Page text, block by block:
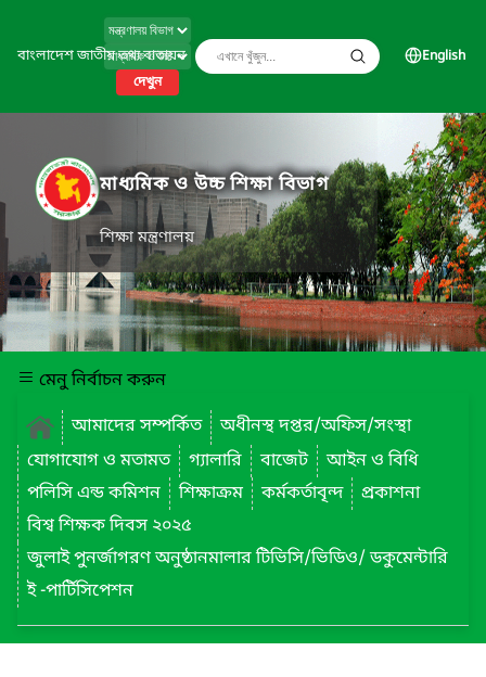
বাংলাদেশ জাতীয় তথ্য বাতায়ন
দেখুন
English
মাধ্যমিক ও উচ্চ শিক্ষা বিভাগ
শিক্ষা মন্ত্রণালয়
মেনু নির্বাচন করুন
আমাদের সম্পর্কিত
অধীনস্থ দপ্তর/অফিস/সংস্থা
যোগাযোগ ও মতামত
গ্যালারি বাজেট
আইন ও বিধি
পলিসি এন্ড কমিশন
শিক্ষাক্রম কর্মকর্তাবৃন্দ
প্রকাশনা
বিশ্ব শিক্ষক দিবস ২০২৫
জুলাই পুনর্জাগরণ অনুষ্ঠানমালার টিভিসি/ভিডিও/ ডকুমেন্টারি
ই -পার্টিসিপেশন